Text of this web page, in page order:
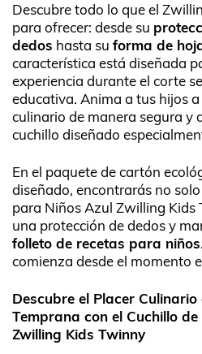
Descubre todo lo que el
para ofrecer: desde su
dedos hasta su forma de
característica está diseñada
experiencia durante el corte
educativa. Anima a tus hijos
culinario de manera segura y
cuchillo diseñado
En el paquete de cartón
diseñado, encontrarás no
para Niños Azul Zwilling Kids
una protección de dedos y
folleto de recetas para niños
comienza desde el momento
Descubre el Placer
Temprana con el Cuchillo
Zwilling Kids Twinny